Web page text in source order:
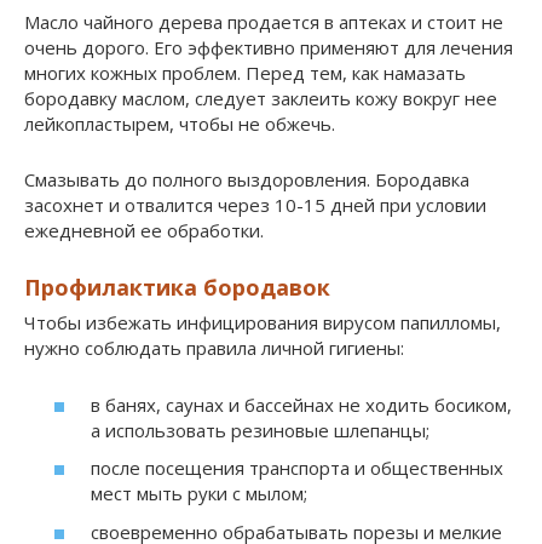
Масло чайного дерева продается в аптеках и стоит не
очень дорого. Его эффективно применяют для лечения
многих кожных проблем. Перед тем, как намазать
бородавку маслом, следует заклеить кожу вокруг нее
лейкопластырем, чтобы не обжечь.
Смазывать до полного выздоровления. Бородавка
засохнет и отвалится через 10-15 дней при условии
ежедневной ее обработки.
Профилактика бородавок
Чтобы избежать инфицирования вирусом папилломы,
нужно соблюдать правила личной гигиены:
в банях, саунах и бассейнах не ходить босиком,
а использовать резиновые шлепанцы;
после посещения транспорта и общественных
мест мыть руки с мылом;
своевременно обрабатывать порезы и мелкие